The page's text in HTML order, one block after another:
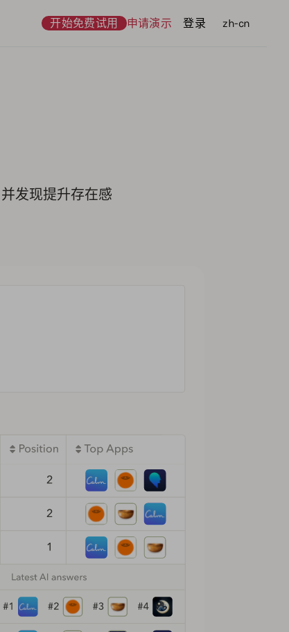
开始免费试用 申请演示 登录 语言
zh-cn
发现提升存在感